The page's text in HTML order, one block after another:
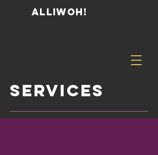
ALLIWOH!
services